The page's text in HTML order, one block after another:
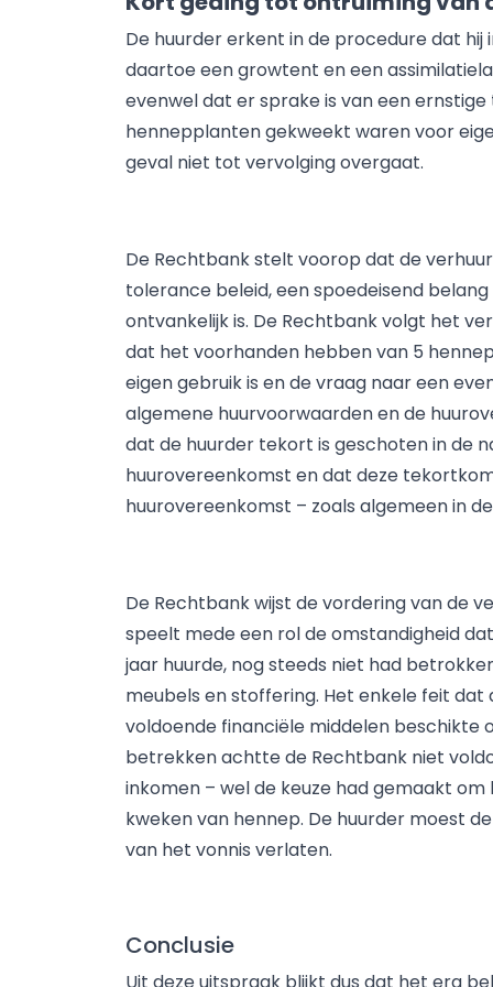
De huurder erkent in de procedure dat
daartoe een growtent en een
evenwel dat er sprake is van een
hennepplanten gekweekt waren voor
geval niet tot vervolging overgaat.
De Rechtbank stelt voorop dat de
tolerance beleid, een spoedeisend
ontvankelijk is. De Rechtbank volgt het
dat het voorhanden hebben van 5
eigen gebruik is en de vraag naar een
algemene huurvoorwaarden en de
dat de huurder tekort is geschoten in de
huurovereenkomst en dat deze
huurovereenkomst – zoals algemeen in
De Rechtbank wijst de vordering van de
speelt mede een rol de omstandigheid
jaar huurde, nog steeds niet had
meubels en stoffering. Het enkele feit
voldoende financiële middelen
betrekken achtte de Rechtbank niet
inkomen – wel de keuze had gemaakt
kweken van hennep. De huurder moest
van het vonnis verlaten.
Conclusie
Uit deze uitspraak blijkt dus dat het erg